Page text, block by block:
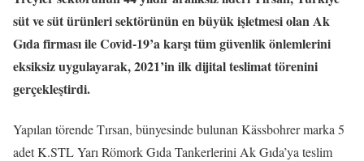
süt ve süt ürünleri sektörünün en büyük işletmesi olan Ak
Gıda firması ile Covid-19’a karşı tüm güvenlik önlemlerini
eksiksiz uygulayarak, 2021’in ilk dijital teslimat törenini
gerçekleştirdi.
Yapılan törende Tırsan, bünyesinde bulunan Kässbohrer marka 5
adet K.STL Yarı Römork Gıda Tankerlerini Ak Gıda’ya teslim